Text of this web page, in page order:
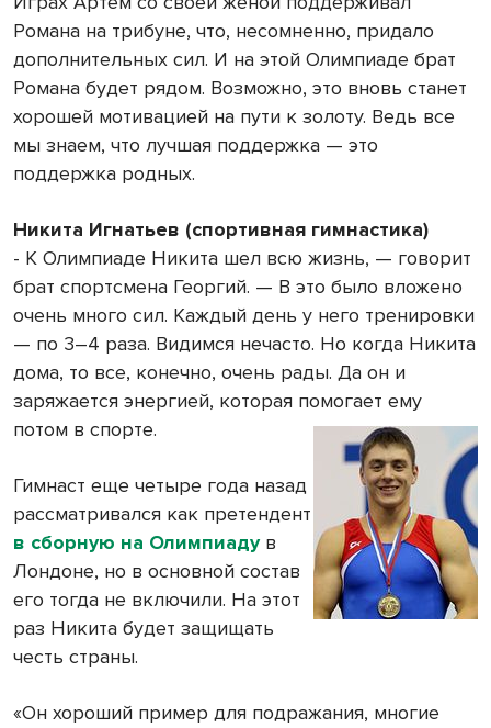
Романа на трибуне, что, несомненно, придало
дополнительных сил. И на этой Олимпиаде брат
Романа будет рядом. Возможно, это вновь станет
хорошей мотивацией на пути к золоту. Ведь все
мы знаем, что лучшая поддержка — это
поддержка родных.
Никита Игнатьев (спортивная гимнастика)
- К Олимпиаде Никита шел всю жизнь, — говорит
брат спортсмена Георгий. — В это было вложено
очень много сил. Каждый день у него тренировки
— по 3–4 раза. Видимся нечасто. Но когда Никита
дома, то все, конечно, очень рады. Да он и
заряжается энергией, которая помогает ему
потом в спорте.
Гимнаст еще четыре года назад
рассматривался как претендент
в сборную на Олимпиаду в
Лондоне, но в основной состав
его тогда не включили. На этот
раз Никита будет защищать
честь страны.
«Он хороший пример для подражания, многие